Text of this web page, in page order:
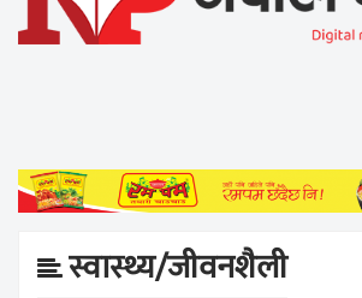
स्वास्थ्य/जीवनशैली